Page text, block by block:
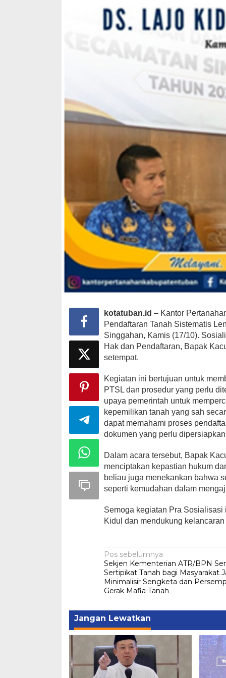
kotatuban.id – Kantor
Pendaftaran Tanah Sistematis
Singgahan, Kamis (17/10).
Hak dan Pendaftaran, Bapak
setempat.
Kegiatan ini bertujuan untuk
PTSL dan prosedur yang perlu
upaya pemerintah untuk
kepemilikan tanah yang sah
dapat memahami proses
dokumen yang perlu
Dalam acara tersebut, Bapak
menciptakan kepastian hukum
beliau juga menekankan bahwa
seperti kemudahan dalam
Semoga kegiatan Pra
Kidul dan mendukung
Navigasi
pos
Pos sebelumnya
Sekjen Kementerian ATR/BPN
Sertipikat Tanah bagi Masyarakat
Minimalisir Sengketa dan
Gerak Mafia Tanah
Jangan Lewatkan